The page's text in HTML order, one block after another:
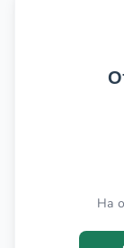
На